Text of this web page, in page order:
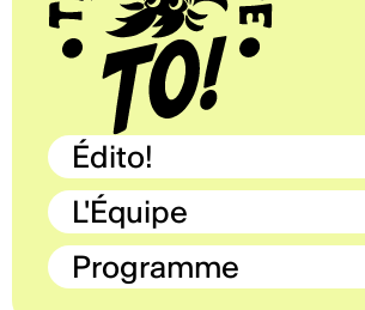
Édito!
L'Équipe
Programme